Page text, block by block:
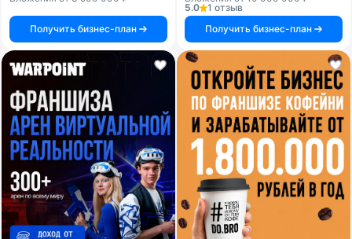
Получить бизнес-план
5.0
1 отзыв
Получить бизнес-план